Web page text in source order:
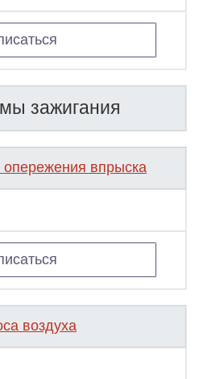
зажигания
опережения впрыска
воздуха